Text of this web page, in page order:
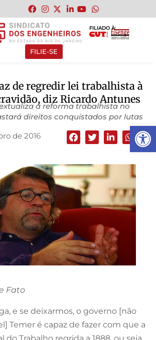
Abrir
FILIADO À:
FILIE-SE
de regredir lei trabalhista à
diz Ricardo Antunes
a reforma trabalhista no
direitos conquistados por lutas
de 2016
Fato
e se deixarmos, o governo [não
Temer é capaz de fazer com que a
do Trabalho regrida a 1888, ou seja,